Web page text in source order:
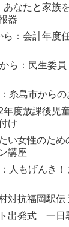
あなたと家族
器
ら：会計年度
ら：民生委
糸島市からの
年度放課後児
け
い女性のため
講座
人もげんき！
対抗福岡駅伝
出発式 一日